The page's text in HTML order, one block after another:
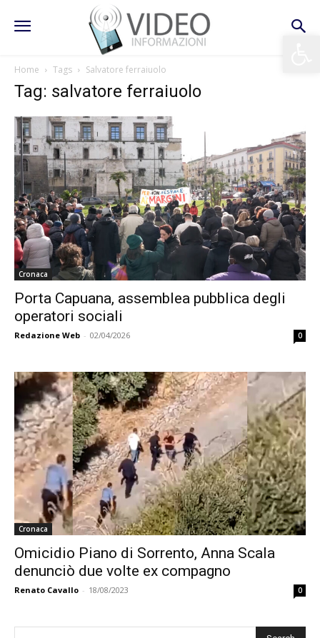
Home Tags Salvatore ferraiuolo
Tag: salvatore ferraiuolo
Cronaca
Porta Capuana, assemblea pubblica degli
operatori sociali
Redazione Web - 02/04/2026 0
Cronaca
Omicidio Piano di Sorrento, Anna Scala
denunciò due volte ex compagno
Renato Cavallo - 18/08/2023 0